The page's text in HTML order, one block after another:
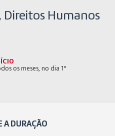
Direitos Humanos
os meses, no dia 1º
A DURAÇÃO